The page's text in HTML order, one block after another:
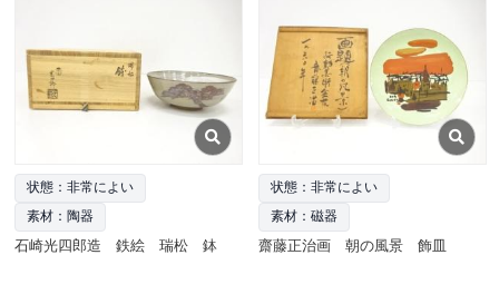
状態：非常によい
素材：陶器
石崎光四郎造 鉄絵 瑞松 鉢
状態：非常によい
素材：磁器
齋藤正治画 朝の風景 飾皿